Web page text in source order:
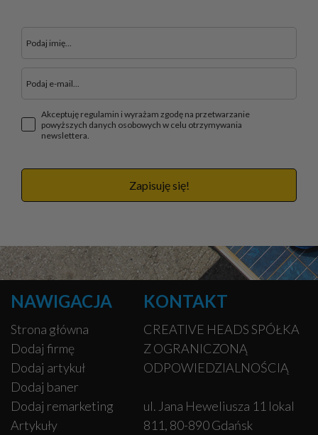
Akceptuję regulamin i wyrażam zgodę na przetwarzanie
powyższych danych osobowych w celu otrzymywania
newslettera.
Zapisuję się!
NAWIGACJA
Strona główna
Dodaj firmę
Dodaj artykuł
Dodaj baner
Dodaj remarketing
Artykuły
KONTAKT
CREATIVE HEADS SPÓŁKA
Z OGRANICZONĄ
ODPOWIEDZIALNOŚCIĄ
ul. Jana Heweliusza 11 lokal
811, 80-890 Gdańsk